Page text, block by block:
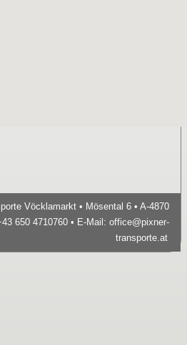
Vöcklamarkt • Mösental 6 • A-4870
650 4710760 • E-Mail:office@pixner-
transporte.at